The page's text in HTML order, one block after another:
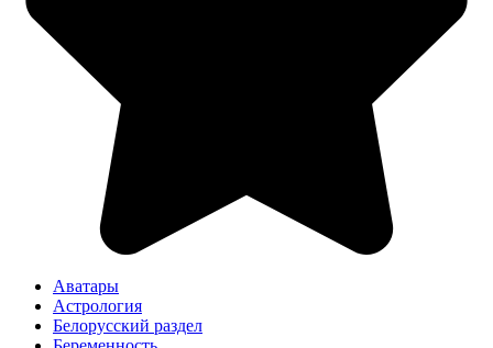
Аватары
Астрология
Белорусский раздел